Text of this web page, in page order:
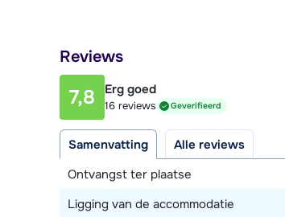
Reviews
7,8 Erg goed
16 reviews Geverifieerd
Samenvatting
Alle reviews
Ontvangst ter plaatse
Ligging van de accommodatie